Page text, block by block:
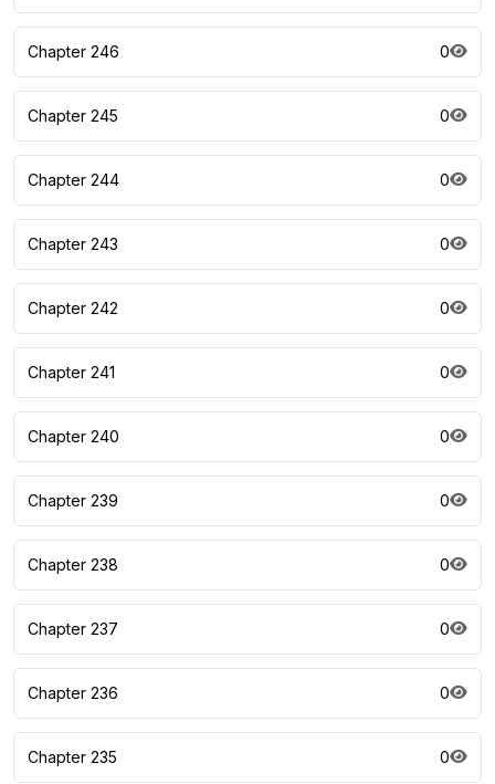
Chapter 246 0
Chapter 245 0
Chapter 244 0
Chapter 243 0
Chapter 242 0
Chapter 241 0
Chapter 240 0
Chapter 239 0
Chapter 238 0
Chapter 237 0
Chapter 236 0
Chapter 235 0